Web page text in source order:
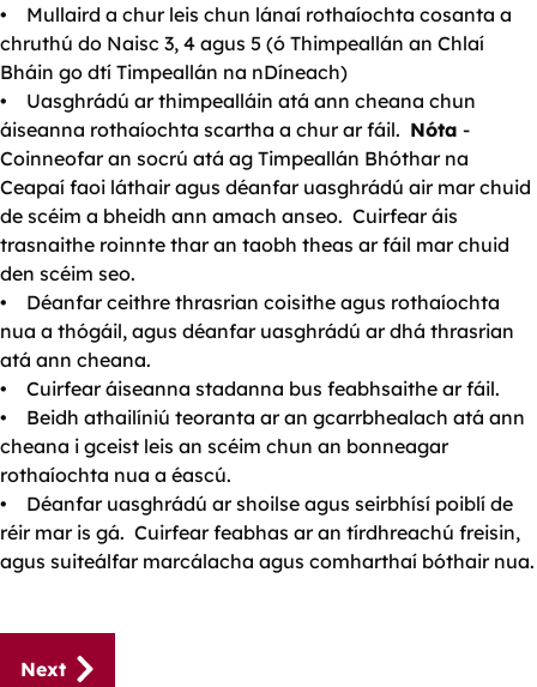
• Mullaird a chur leis chun lánaí rothaíochta cosanta a
chruthú do Naisc 3, 4 agus 5 (ó Thimpeallán an Chlaí
Bháin go dtí Timpeallán na nDíneach)
• Uasghrádú ar thimpealláin atá ann cheana chun
áiseanna rothaíochta scartha a chur ar fáil. Nóta -
Coinneofar an socrú atá ag Timpeallán Bhóthar na
Ceapaí faoi láthair agus déanfar uasghrádú air mar chuid
de scéim a bheidh ann amach anseo. Cuirfear áis
trasnaithe roinnte thar an taobh theas ar fáil mar chuid
den scéim seo.
• Déanfar ceithre thrasrian coisithe agus rothaíochta
nua a thógáil, agus déanfar uasghrádú ar dhá thrasrian
atá ann cheana.
• Cuirfear áiseanna stadanna bus feabhsaithe ar fáil.
• Beidh athailíniú teoranta ar an gcarrbhealach atá ann
cheana i gceist leis an scéim chun an bonneagar
rothaíochta nua a éascú.
• Déanfar uasghrádú ar shoilse agus seirbhísí poiblí de
réir mar is gá. Cuirfear feabhas ar an tírdhreachú freisin,
agus suiteálfar marcálacha agus comharthaí bóthair nua.
Guides
Next